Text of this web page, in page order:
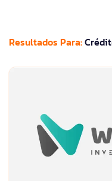
Resultados Para: